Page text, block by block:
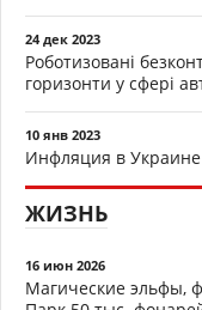
24 дек 2023
Роботизовані
горизонти у сфері
10 янв 2023
Инфляция в Украине
ЖИЗНЬ
16 июн 2026
Магические эльфы,